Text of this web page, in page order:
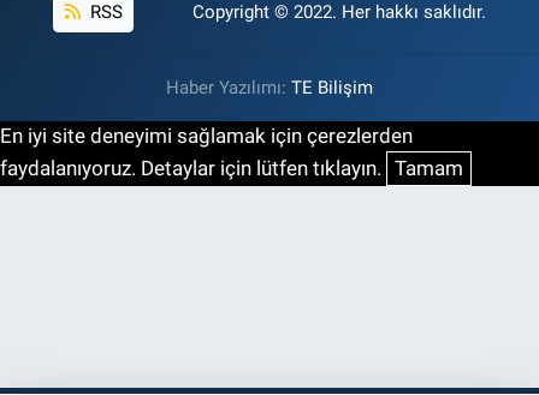
RSS Copyright © 2022. Her hakkı saklıdır.
Haber Yazılımı: TE Bilişim
En iyi site deneyimi sağlamak için çerezlerden
faydalanıyoruz. Detaylar için lütfen tıklayın. Tamam